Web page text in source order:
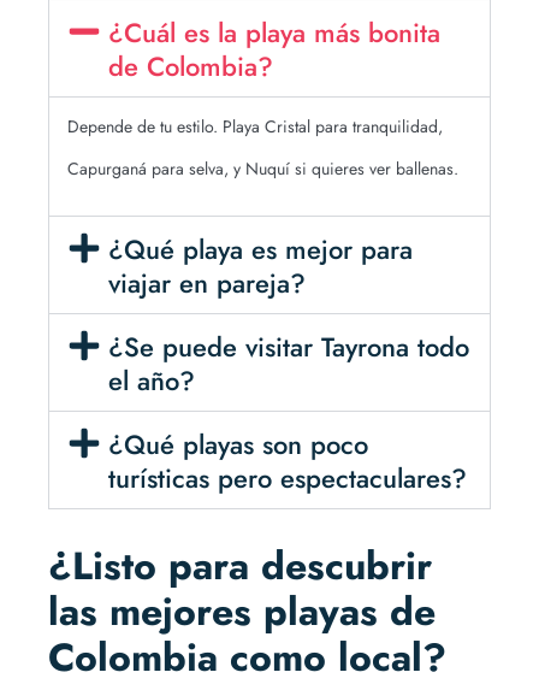
¿Cuál es la playa más bonita
de Colombia?
Depende de tu estilo. Playa Cristal para tranquilidad,
Capurganá para selva, y Nuquí si quieres ver ballenas.
¿Qué playa es mejor para
viajar en pareja?
¿Se puede visitar Tayrona todo
el año?
¿Qué playas son poco
turísticas pero espectaculares?
¿Listo para descubrir
las mejores playas de
Colombia como local?